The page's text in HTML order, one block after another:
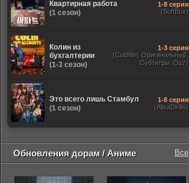
Квартирная работа
(1 сезон)
1-8 серия
(SoftBox)
Колин из
бухгалтерии
(1-3 сезон)
1-3 серия
(Coldfilm, Оригинальный,
Субтитры, Ozz)
Это всего лишь Стамбул
(1 сезон)
1-8 серия
(AlisaDirilis)
Обновления дорам / Аниме Все